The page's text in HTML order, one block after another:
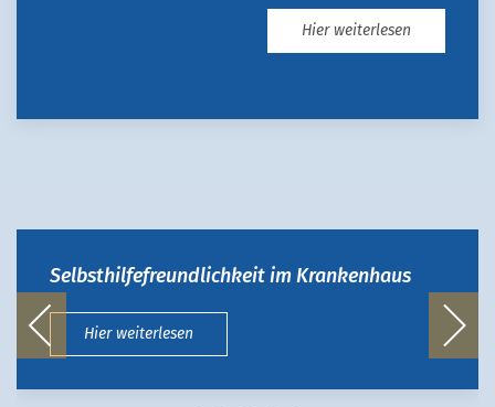
Hier weiterlesen
Selbsthilfefreundlichkeit im Krankenhaus
Hier weiterlesen